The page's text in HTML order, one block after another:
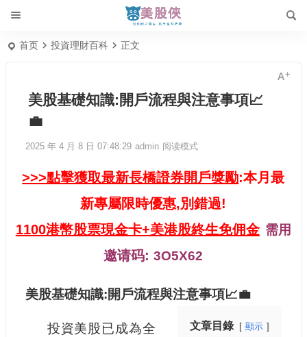
首页 投資理財百科 正文
美股基礎知識:開戶流程與注意事項📈
💼
2025 年 4 月 8 日 07:48:29 admin 阅读模式
>>>點擊獲取最新長橋證券開戶獎勵:本月最
新專屬限時優惠,別錯過!
1100港幣股票現金卡+美港股終生免佣金 需用
邀请码:3O5X62
美股基礎知識:開戶流程與注意事項📈💼
文章目錄 顯示
投資美股已成為全